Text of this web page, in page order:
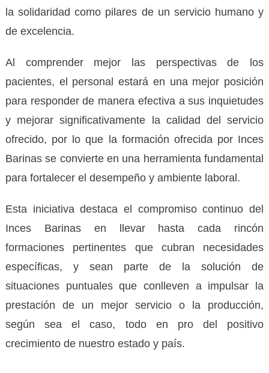
la solidaridad como pilares de un servicio humano y
de excelencia.
Al comprender mejor las perspectivas de los
pacientes, el personal estará en una mejor posición
para responder de manera efectiva a sus inquietudes
y mejorar significativamente la calidad del servicio
ofrecido, por lo que la formación ofrecida por Inces
Barinas se convierte en una herramienta fundamental
para fortalecer el desempeño y ambiente laboral.
Esta iniciativa destaca el compromiso continuo del
Inces Barinas en llevar hasta cada rincón
formaciones pertinentes que cubran necesidades
específicas, y sean parte de la solución de
situaciones puntuales que conlleven a impulsar la
prestación de un mejor servicio o la producción,
según sea el caso, todo en pro del positivo
crecimiento de nuestro estado y país.